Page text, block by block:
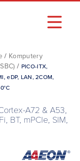
/ Komputery
/ PICO-ITX,
eDP, LAN, 2COM,
A72 & A53,
BT, mPCIe, SIM,